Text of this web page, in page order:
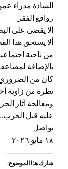
السادة مدراء
روافع الفقر
ألا يقضى على
ألا يستحق هذا
كان من الضروري
نظرة من زاوية
ومعالجة آثار
عليه قبل
نواصل
١٨ مايو ٢٠٢٦
شارك هذا الموضوع: